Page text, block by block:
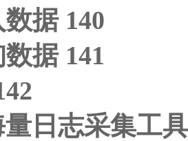
据 140
据 141
日志采集工